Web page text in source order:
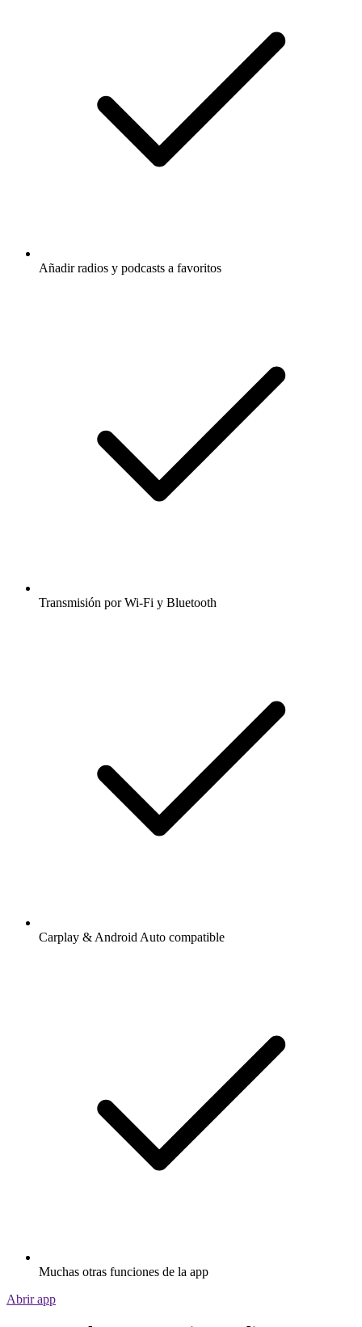
Añadir radios y podcasts a favoritos
Transmisión por Wi-Fi y Bluetooth
Carplay & Android Auto compatible
Muchas otras funciones de la app
Abrir app